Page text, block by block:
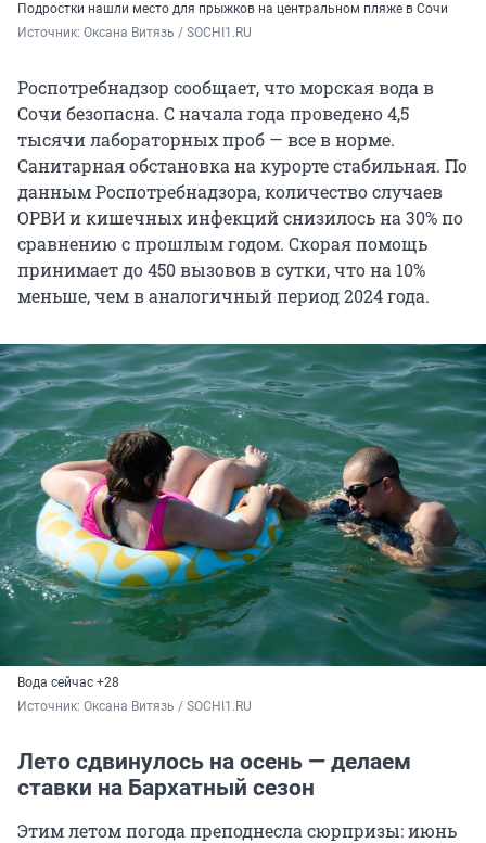
Подростки нашли место для прыжков на центральном пляже в Сочи
Источник: Оксана Витязь / SOCHI1.RU
Роспотребнадзор сообщает, что морская вода в
Сочи безопасна. С начала года проведено 4,5
тысячи лабораторных проб — все в норме.
Санитарная обстановка на курорте стабильная. По
данным Роспотребнадзора, количество случаев
ОРВИ и кишечных инфекций снизилось на 30% по
сравнению с прошлым годом. Скорая помощь
принимает до 450 вызовов в сутки, что на 10%
меньше, чем в аналогичный период 2024 года.
Вода сейчас +28
Источник: Оксана Витязь / SOCHI1.RU
Лето сдвинулось на осень — делаем
ставки на Бархатный сезон
Этим летом погода преподнесла сюрпризы: июнь